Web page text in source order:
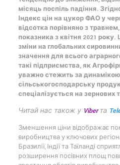
місяць поспіль падіння.
Індекс цін на цукор ФАО у
відсотка порівняно з
показника з квітня 2021 року.
зміни на глобальних
значення для всього
такі підприємства, як
уважно стежить за динамікою
сільськогосподарську
спеціалізується на зернових
Читай нас також у Viberта
Зменшення ціни відображає
виробництва у ключових
Бразилії, Індії та Таїланді
розширення посівних площ